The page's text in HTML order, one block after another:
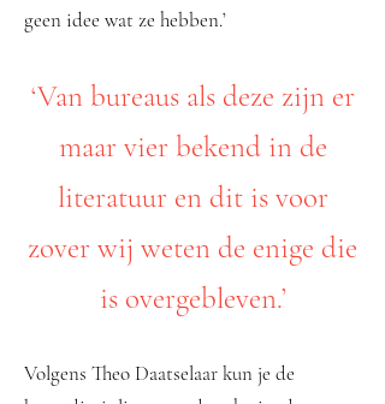
geen idee wat ze hebben.’
​‘Van bureaus als deze zijn er
maar vier bekend in de
literatuur en dit is voor
zover wij weten de enige die
is overgebleven.’
Volgens Theo Daatselaar kun je de